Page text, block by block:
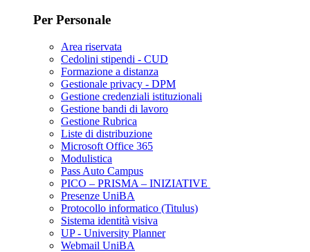
Per Personale
Area riservata
Cedolini stipendi - CUD
Formazione a distanza
Gestionale privacy - DPM
Gestione credenziali istituzionali
Gestione bandi di lavoro
Gestione Rubrica
Liste di distribuzione
Microsoft Office 365
Modulistica
Pass Auto Campus
PICO – PRISMA – INIZIATIVE
Presenze UniBA
Protocollo informatico (Titulus)
Sistema identità visiva
UP - University Planner
Webmail UniBA